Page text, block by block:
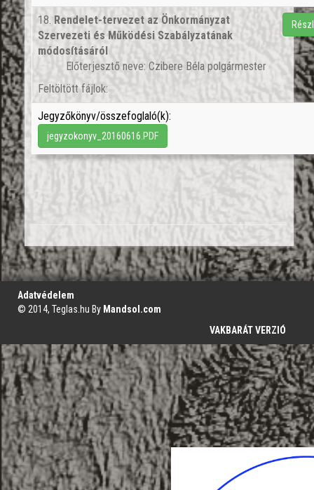
18. Rendelet-tervezet az Önkormányzat
Szervezeti és Működési Szabályzatának
módosításáról
Előterjesztő neve: Czibere Béla polgármester
Feltöltött fájlok:
Jegyzőkönyv/összefoglaló(k):
jegyzokonyv_20160616.PDF
';
Adatvédelem
© 2014, Teglas.hu By Mandsol.com
VAKBARÁT VERZIÓ